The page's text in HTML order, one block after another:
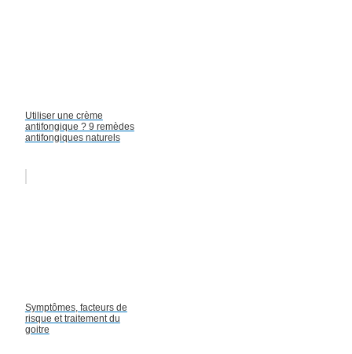
Utiliser une crème
antifongique ? 9 remèdes
antifongiques naturels
Symptômes, facteurs de
risque et traitement du
goitre